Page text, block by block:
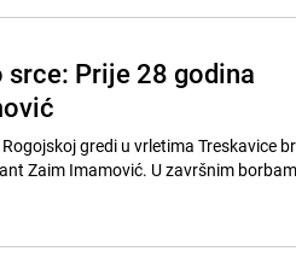
srce: Prije 28 godina
gredi u vrletima Treskavice
Zaim Imamović. U završnim